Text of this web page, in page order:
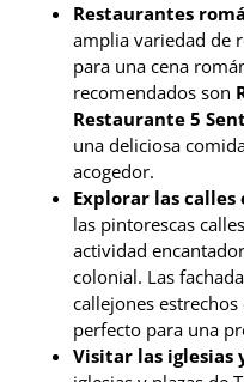
Restaurantes
amplia variedad de
para una cena
recomendados son
Restaurante 5
una deliciosa
acogedor.
Explorar las calles
las pintorescas
actividad
colonial. Las
callejones
perfecto para una
Visitar las iglesias